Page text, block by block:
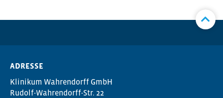
ADRESSE
Klinikum Wahrendorff GmbH
Rudolf-Wahrendorff-Str. 22